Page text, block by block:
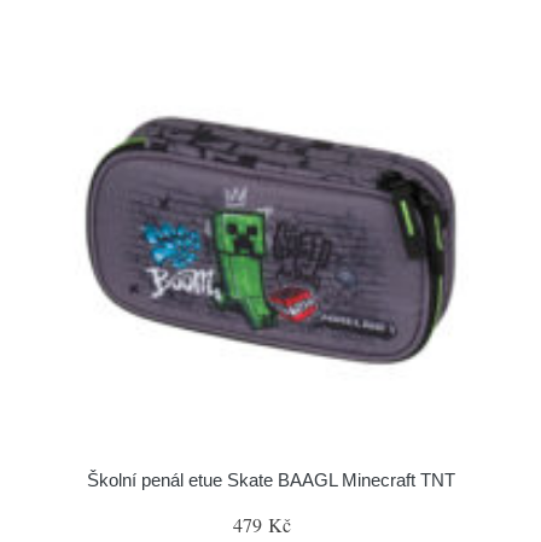
Školní penál etue Skate BAAGL Minecraft TNT
479 Kč